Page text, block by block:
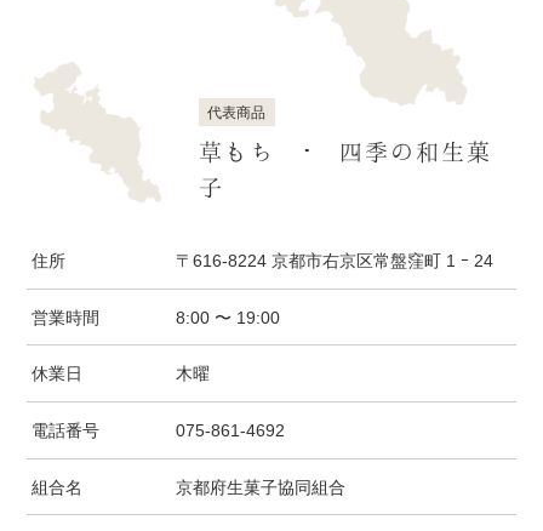
代表商品
草もち ･ 四季の和生菓
子
住所 〒616-8224 京都市右京区常盤窪町 1 ｰ 24
営業時間 8:00 〜 19:00
休業日 木曜
電話番号 075-861-4692
組合名 京都府生菓子協同組合